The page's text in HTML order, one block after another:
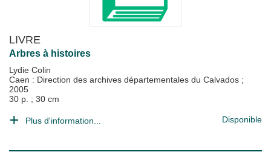
LIVRE
Arbres à histoires
Lydie Colin
Caen : Direction des archives départementales du Calvados ;
2005
30 p. ; 30 cm
Plus d'information... Disponible